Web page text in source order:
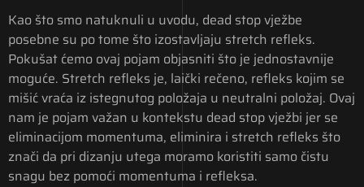
Kao što smo natuknuli u uvodu, dead stop vježbe
posebne su po tome što izostavljaju stretch refleks.
Pokušat ćemo ovaj pojam objasniti što je jednostavnije
moguće. Stretch refleks je, laički rečeno, refleks kojim se
mišić vraća iz istegnutog položaja u neutralni položaj. Ovaj
nam je pojam važan u kontekstu dead stop vježbi jer se
eliminacijom momentuma, eliminira i stretch refleks što
znači da pri dizanju utega moramo koristiti samo čistu
snagu bez pomoći momentuma i refleksa.